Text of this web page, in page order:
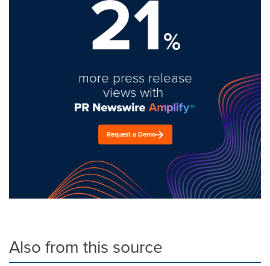
21%
more press release
views with
Request a Demo
Also from this source